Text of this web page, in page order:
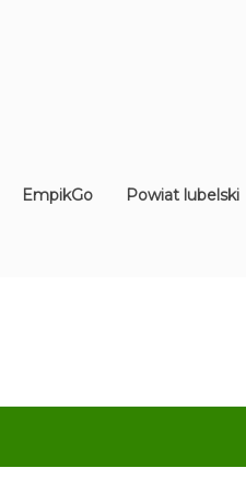
EmpikGo Powiat lubelski